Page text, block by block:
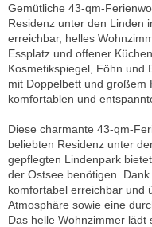
Gemütliche 43-qm-
Residenz unter den Linden
erreichbar, helles
Essplatz und offener
Kosmetikspiegel, Föhn und
mit Doppelbett und großem
komfortablen und
Diese charmante 43-qm-
beliebten Residenz unter
gepflegten Lindenpark
der Ostsee benötigen.
komfortabel erreichbar und
Atmosphäre sowie eine
Das helle Wohnzimmer lädt